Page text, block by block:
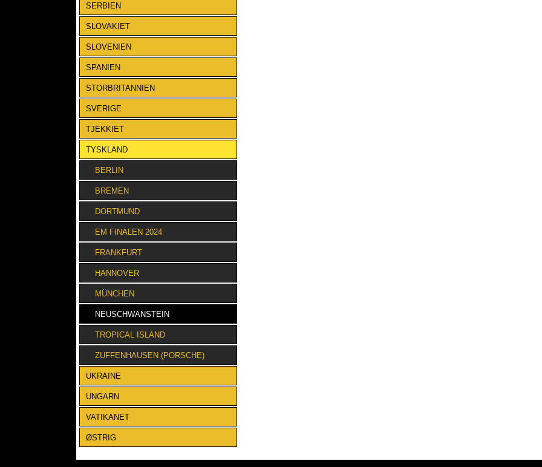
SERBIEN
SLOVAKIET
SLOVENIEN
SPANIEN
STORBRITANNIEN
SVERIGE
TJEKKIET
TYSKLAND
BERLIN
BREMEN
DORTMUND
EM FINALEN 2024
FRANKFURT
HANNOVER
MÜNCHEN
NEUSCHWANSTEIN
TROPICAL ISLAND
ZUFFENHAUSEN (PORSCHE)
UKRAINE
UNGARN
VATIKANET
ØSTRIG